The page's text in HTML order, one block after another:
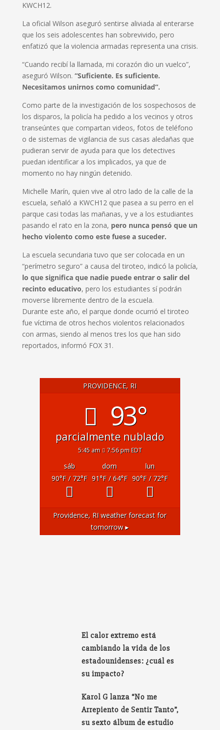
KWCH12.
La oficial Wilson aseguró sentirse aliviada al enterarse
que los seis adolescentes han sobrevivido, pero
enfatizó que la violencia armadas representa una crisis.
“Cuando recibí la llamada, mi corazón dio un vuelco”,
aseguró Wilson. “Suficiente. Es suficiente.
Necesitamos unirnos como comunidad”.
Como parte de la investigación de los sospechosos de
los disparos, la policía ha pedido a los vecinos y otros
transeúntes que compartan videos, fotos de teléfono
o de sistemas de vigilancia de sus casas aledañas que
pudieran servir de ayuda para que los detectives
puedan identificar a los implicados, ya que de
momento no hay ningún detenido.
Michelle Marín, quien vive al otro lado de la calle de la
escuela, señaló a KWCH12 que pasea a su perro en el
parque casi todas las mañanas, y ve a los estudiantes
pasando el rato en la zona, pero nunca pensó que un
hecho violento como este fuese a suceder.
La escuela secundaria tuvo que ser colocada en un
“perímetro seguro” a causa del tiroteo, indicó la policía,
lo que significa que nadie puede entrar o salir del
recinto educativo, pero los estudiantes sí podrán
moverse libremente dentro de la escuela.
Durante este año, el parque donde ocurrió el tiroteo
fue víctima de otros hechos violentos relacionados
con armas, siendo al menos tres los que han sido
reportados, informó FOX 31.
PROVIDENCE, RI
93°
parcialmente nublado
5:45 am 7:56 pm EDT
sáb dom
lun
90°F/ 72°F 91°F/ 64°F 90°F/ 72°F
Providence, RI weather forecast for
tomorrow ▸
El calor extremo está
cambiando la vida de los
estadounidenses: ¿cuál es
su impacto?
Karol G lanza “No me
Arrepiento de Sentir Tanto”,
su sexto álbum de estudio